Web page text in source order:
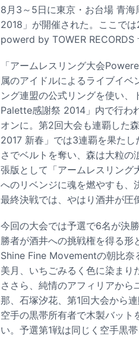
8月3～5日に東京・お台場 青海
2018」が開催された。ここで
powerd by TOWER RECORDS
「アームレスリング大会
属のアイドルによるライブイベ
ング連盟の公式リングを使い
Palette感謝祭 2014」内で行わ
オンに。第2回大会も連覇した
2017 新春」では3連覇を果た
さでベルトを奪い、森は大粒の
張版として「アームレスリング
へのリベンジに魂を燃やすも
最終決戦では、やはり酒井が圧
今回の大会では予選で6名が決
勝者が酒井への挑戦権を得る形
Shine Fine Movementの朝比
美月、いちごみるく色に染ま
ささら、純情のアフィリアか
那、石塚汐花、第1回大会から
空手の黒帯所有者で木製バッ
い。予選第1戦は同じく空手黒